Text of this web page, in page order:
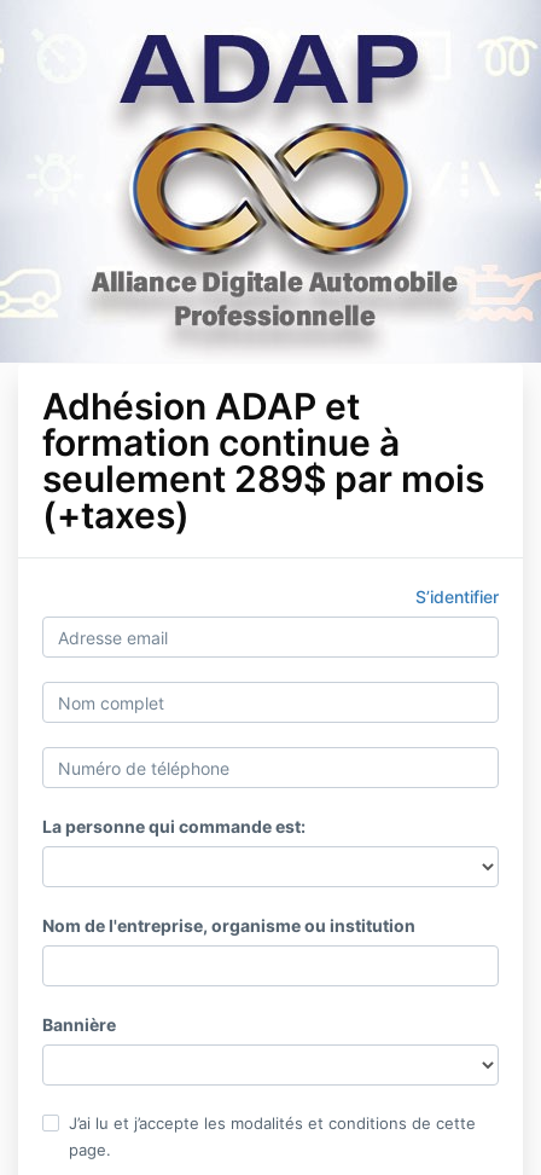
Adhésion ADAP et
formation continue à
seulement 289$ par mois
(+taxes)
S’identifier
La personne qui commande est:
Nom de l'entreprise, organisme ou institution
Bannière
J’ai lu et j’accepte les modalités et conditions de cette
page.